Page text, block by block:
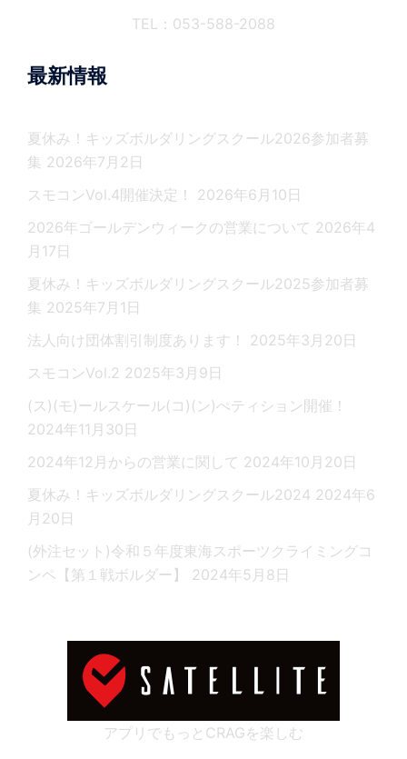
TEL：053-588-2088
最新情報
夏休み！キッズボルダリングスクール2026参加者募
集 2026年7月2日
スモコンVol.4開催決定！
2026年6月10日
2026年ゴールデンウィークの営業について 2026年4
月17日
夏休み！キッズボルダリングスクール2025参加者募
集 2025年7月1日
法人向け団体割引制度あります！
2025年3月20日
スモコンVol.2 2025年3月9日
(ス)(モ)ールスケール(コ)(ン)ぺティション開催！
2024年11月30日
2024年12月からの営業に関して 2024年10月20日
夏休み！キッズボルダリングスクール2024 2024年6
月20日
(外注セット)令和５年度東海スポーツクライミングコ
ンペ【第１戦ボルダー】
2024年5月8日
アプリでもっとCRAGを楽しむ